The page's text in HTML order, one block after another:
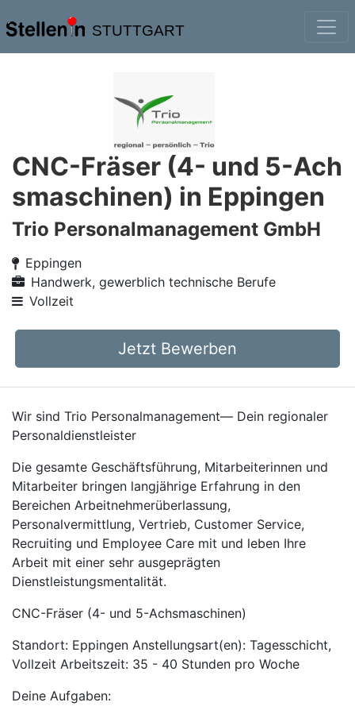
STUTTGART
CNC-Fräser (4- und 5-Ach
smaschinen) in Eppingen
Trio Personalmanagement GmbH
Eppingen
Handwerk, gewerblich technische Berufe
Vollzeit
Jetzt Bewerben
Wir sind Trio Personalmanagement— Dein regionaler
Personaldienstleister
Die gesamte Geschäftsführung, Mitarbeiterinnen und
Mitarbeiter bringen langjährige Erfahrung in den
Bereichen Arbeitnehmerüberlassung,
Personalvermittlung, Vertrieb, Customer Service,
Recruiting und Employee Care mit und leben Ihre
Arbeit mit einer sehr ausgeprägten
Dienstleistungsmentalität.
CNC-Fräser (4- und 5-Achsmaschinen)
Standort: Eppingen Anstellungsart(en): Tagesschicht,
Vollzeit Arbeitszeit: 35 - 40 Stunden pro Woche
Deine Aufgaben: